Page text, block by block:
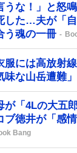
うな！」と怒
した…夫が「
う魂の一冊
服には高放射
味な山岳遭難
が「4Lの大五
徳井が「感
Bang